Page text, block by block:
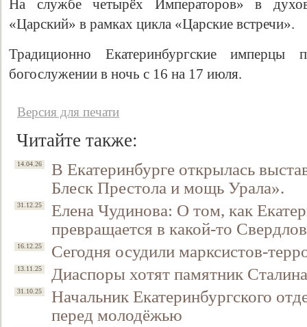
На службе четырёх Императоров» в
«Царский» в рамках цикла «Царские встречи».
Традиционно Екатеринбургские
богослужении в ночь с 16 на 17 июля.
Версия для печати
Читайте также:
14.04.26
В Екатеринбурге открылась
Блеск Престола и мощь Урала».
31.12.25
Елена Чудинова: О том, как
превращается в какой-то
16.12.25 Сегодня осудили марксистов-
13.11.25 Диаспоры хотят памятник
31.10.25
Начальник Екатеринбургского
перед молодёжью
Свидетельство